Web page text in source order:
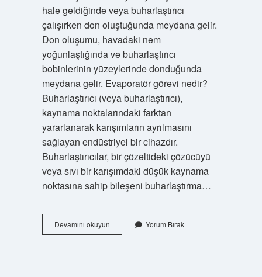
hale geldiğinde veya buharlaştırıcı
çalışırken don oluştuğunda meydana gelir.
Don oluşumu, havadaki nem
yoğunlaştığında ve buharlaştırıcı
bobinlerinin yüzeylerinde donduğunda
meydana gelir. Evaporatör görevi nedir?
Buharlaştırıcı (veya buharlaştırıcı),
kaynama noktalarındaki farktan
yararlanarak karışımların ayrılmasını
sağlayan endüstriyel bir cihazdır.
Buharlaştırıcılar, bir çözeltideki çözücüyü
veya sıvı bir karışımdaki düşük kaynama
noktasına sahip bileşeni buharlaştırma…
Devamını okuyunKurutma
Makinesi
Yorum Bırak